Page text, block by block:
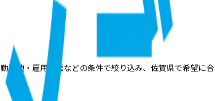
地・雇用形態などの条件で絞り込み、佐賀県で希望に